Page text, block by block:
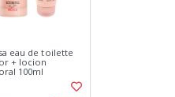
eau de toilette
+ locion
100ml